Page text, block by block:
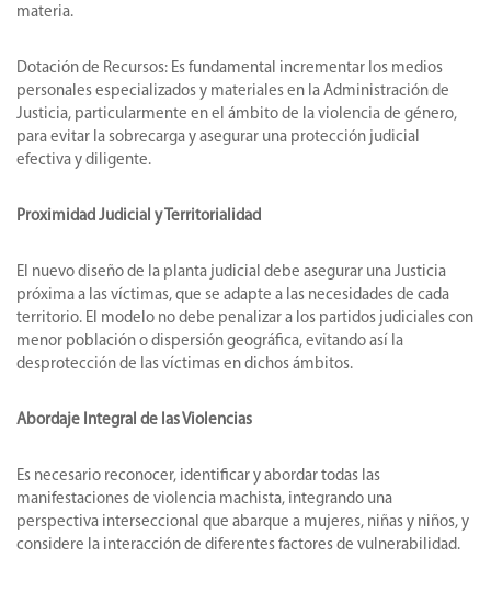
materia.
Dotación de Recursos: Es fundamental incrementar los medios
personales especializados y materiales en la Administración de
Justicia, particularmente en el ámbito de la violencia de género,
para evitar la sobrecarga y asegurar una protección judicial
efectiva y diligente.
Proximidad Judicial y Territorialidad
El nuevo diseño de la planta judicial debe asegurar una Justicia
próxima a las víctimas, que se adapte a las necesidades de cada
territorio. El modelo no debe penalizar a los partidos judiciales con
menor población o dispersión geográfica, evitando así la
desprotección de las víctimas en dichos ámbitos.
Abordaje Integral de las Violencias
Es necesario reconocer, identificar y abordar todas las
manifestaciones de violencia machista, integrando una
perspectiva interseccional que abarque a mujeres, niñas y niños, y
considere la interacción de diferentes factores de vulnerabilidad.